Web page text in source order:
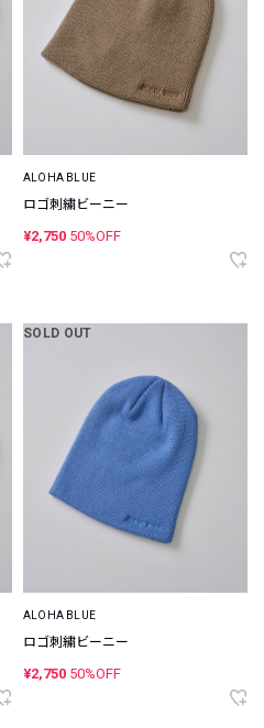
ALOHA BLUE
ロゴ刺繍ビーニー
¥2,750 50%OFF
SOLD OUT
ALOHA BLUE
ロゴ刺繍ビーニー
¥2,750 50%OFF